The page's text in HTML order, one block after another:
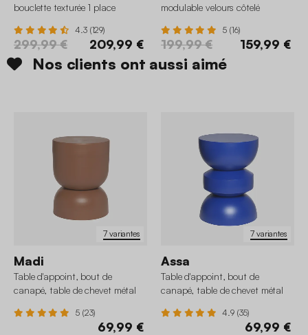
bouclette texturée 1 place
4.3 (129)
299,99 € 209,99 €
modulable velours côtelé
5 (16)
199,99 € 159,99 €
Nos clients ont aussi aimé
7 variantes
Madi
Table d'appoint, bout de
canapé, table de chevet métal
5 (23)
69,99 €
7 variantes
Assa
Table d'appoint, bout de
canapé, table de chevet métal
4.9 (35)
69,99 €